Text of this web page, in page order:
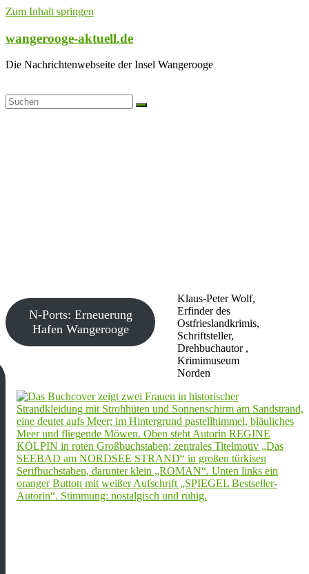
Zum Inhalt springen
wangerooge-aktuell.de
Die Nachrichtenwebseite der Insel Wangerooge
Klaus-Peter Wolf,
Erfinder des
Ostfrieslandkrimis,
Schriftsteller,
Drehbuchautor ,
Krimimuseum
Norden
N-Ports: Erneuerung
Hafen Wangerooge